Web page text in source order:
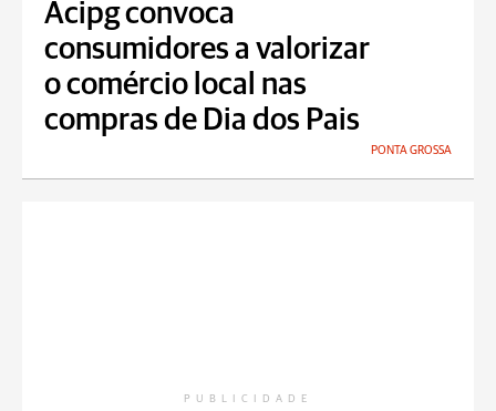
Acipg convoca
consumidores a valorizar
o comércio local nas
compras de Dia dos Pais
PONTA GROSSA
PUBLICIDADE